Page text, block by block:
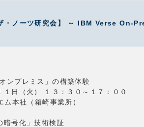
・ノーツ研究会】 ～ IBM Verse On-
ンプレミス」の構築体験
日（火） １３：３０～１７：００
本社（箱崎事業所）
暗号化」技術検証